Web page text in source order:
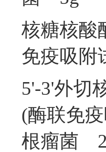
核糖核酸
免疫吸
5'-3'外切
(酶联免
根瘤菌